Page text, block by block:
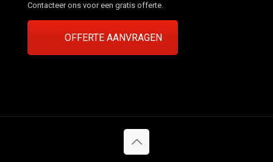
Contacteer ons voor een gratis offerte.
OFFERTE AANVRAGEN